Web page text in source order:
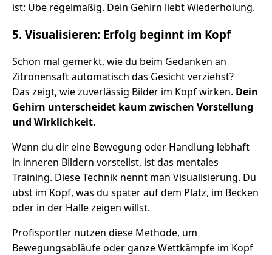
ist: Übe regelmäßig. Dein Gehirn liebt Wiederholung.
5. Visualisieren: Erfolg beginnt im Kopf
Schon mal gemerkt, wie du beim Gedanken an
Zitronensaft automatisch das Gesicht verziehst?
Das zeigt, wie zuverlässig Bilder im Kopf wirken. Dein
Gehirn unterscheidet kaum zwischen Vorstellung
und Wirklichkeit.
Wenn du dir eine Bewegung oder Handlung lebhaft
in inneren Bildern vorstellst, ist das mentales
Training. Diese Technik nennt man Visualisierung. Du
übst im Kopf, was du später auf dem Platz, im Becken
oder in der Halle zeigen willst.
Profisportler nutzen diese Methode, um
Bewegungsabläufe oder ganze Wettkämpfe im Kopf